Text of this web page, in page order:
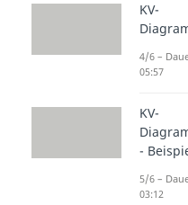
Betrachte
KV-
4/6 –
05:57
KV-
-
5/6 –
03:12